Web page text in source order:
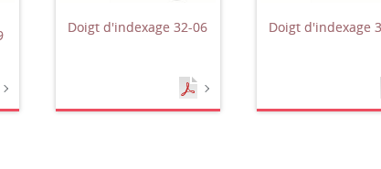
Doigt d'indexage 32-06 Doigt d'indexage